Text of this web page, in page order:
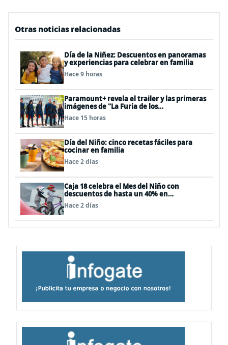
Otras noticias relacionadas
Día de la Niñez: Descuentos en panoramas
y experiencias para celebrar en familia
Hace 9 horas
Paramount+ revela el trailer y las primeras
imágenes de "La Furia de los
Thundermans"
Hace 15 horas
Día del Niño: cinco recetas fáciles para
cocinar en familia
Hace 2 días
Caja 18 celebra el Mes del Niño con
descuentos de hasta un 40% en
panoramas, cine, shows y streaming
Hace 2 días